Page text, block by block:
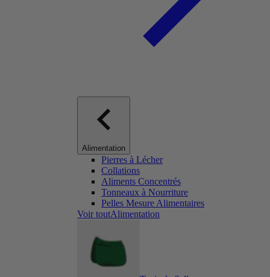
Alimentation
Pierres à Lécher
Collations
Aliments Concentrés
Tonneaux à Nourriture
Pelles Mesure Alimentaires
Voir toutAlimentation